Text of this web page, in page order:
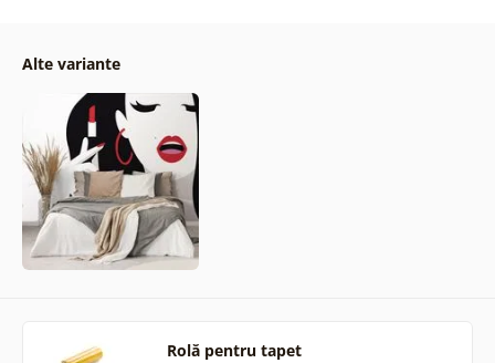
Alte variante
Rolă pentru tapet